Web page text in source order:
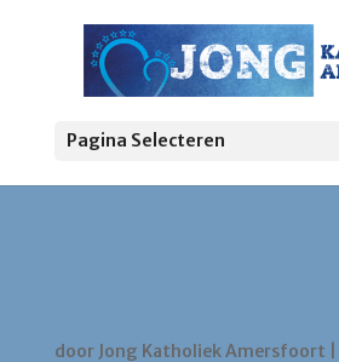
Pagina Selecteren
door Jong Katholiek Amersfoort